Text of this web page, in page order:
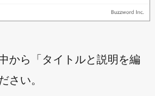
から「タイトルと説明を編
さい。